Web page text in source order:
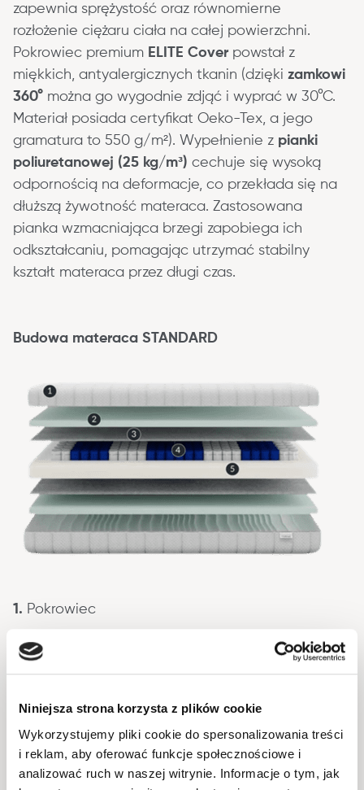
Niniejsza strona korzysta z plików cookie
Wykorzystujemy pliki cookie do spersonalizowania treści
i reklam, aby oferować funkcje społecznościowe i
analizować ruch w naszej witrynie. Informacje o tym, jak
zapewnia sprężystość oraz równomierne
rozłożenie ciężaru ciała na całej powierzchni.
Pokrowiec premium ELITE Cover powstał z
miękkich, antyalergicznych tkanin (dzięki zamkowi
360° można go wygodnie zdjąć i wyprać w 30°C.
Materiał posiada certyfikat Oeko-Tex, a jego
gramatura to 550 g/m²). Wypełnienie z pianki
poliuretanowej (25 kg/m³) cechuje się wysoką
odpornością na deformacje, co przekłada się na
dłuższą żywotność materaca. Zastosowana
pianka wzmacniająca brzegi zapobiega ich
odkształcaniu, pomagając utrzymać stabilny
kształt materaca przez długi czas.
Budowa materaca STANDARD
1. Pokrowiec
2. Sprężysta  pianka wysokoelestyczna
4. Strefowany wkład sprężynowy
5. Stabilna pianka usztywniająca krawędzie